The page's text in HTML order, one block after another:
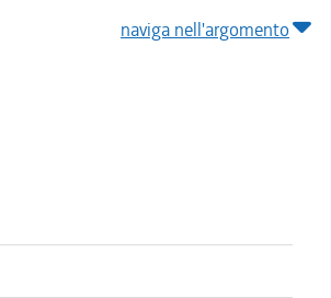
naviga nell'argomento